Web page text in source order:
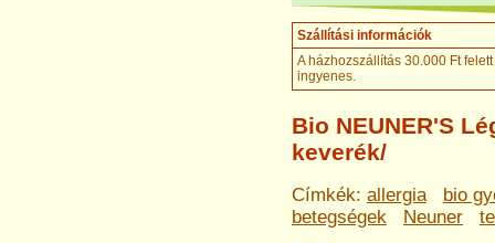
Szállítási információk
A házhozszállítás 30.000 Ft felett
ingyenes.
Bio NEUNER'S
keverék/
Címkék: allergia
bio
betegségek
Neuner